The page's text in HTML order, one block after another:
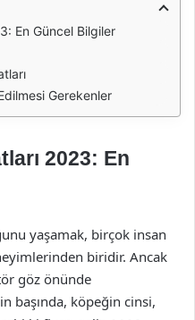
En Güncel Bilgiler
Gerekenler
2023: En
yaşamak, birçok insan
biridir. Ancak
göz önünde
başında, köpeğin cinsi,